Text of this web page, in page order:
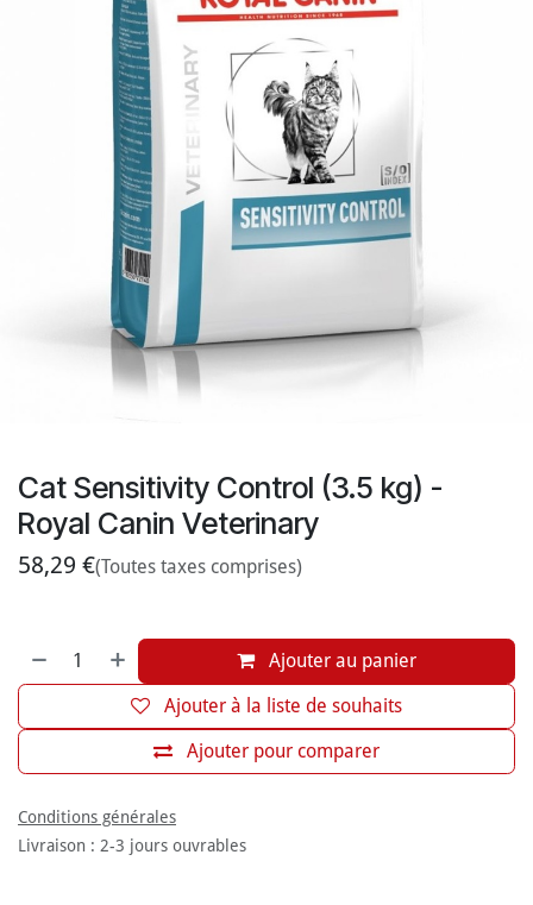
Cat Sensitivity Control (3.5 kg) -
Royal Canin Veterinary
58,29 €(Toutes taxes comprises)
Ajouter au panier
Ajouter pour comparer
Ajouter à la liste de souhaits
Conditions générales
Livraison : 2-3 jours ouvrables